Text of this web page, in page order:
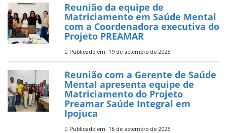
Reunião da equipe de
Matriciamento em Saúde Mental
com a Coordenadora executiva do
Projeto PREAMAR
Publicado em: 19 de setembro de 2025
Reunião com a Gerente de Saúde
Mental apresenta equipe de
Matriciamento do Projeto
Preamar Saúde Integral em
Ipojuca
Publicado em: 16 de setembro de 2025